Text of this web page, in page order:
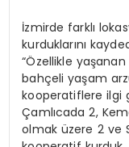
İzmirde farklı
kurduklarını
“Özellikle
bahçeli yaşam
kooperatiflere ilgi
Çamlıcada 2,
olmak üzere 2 ve